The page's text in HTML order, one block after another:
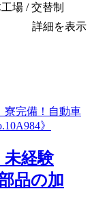
場 / 交替制
詳細を表示
未経験
品の加